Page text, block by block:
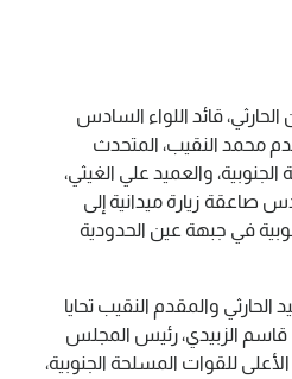
قائد اللواء السادس
محمد النقيب، المتحدث
والعميد علي الغيثي،
صاعقة زيارة ميدانية إلى
في جبهة عين الحدودية
الحارثي والمقدم النقيب تحايا
قاسم الزبيدي، رئيس المجلس
الأعلى للقوات المسلحة الجنوبية،